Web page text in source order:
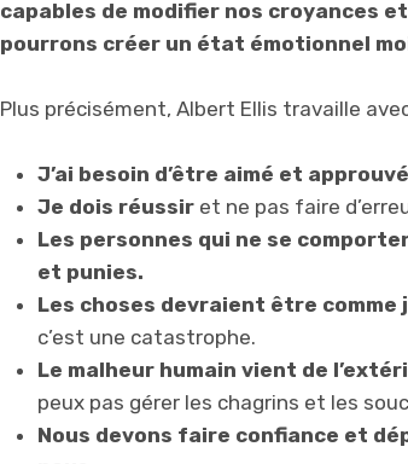
capables de modifier nos croyances
pourrons créer un état émotionnel
Plus précisément, Albert Ellis travaille
J’ai besoin d’être aimé et approuvé
Je dois réussiret ne pas faire
Les personnes qui ne se
et punies.
Les choses devraient être comme
c’est une catastrophe.
Le malheur humain vient de
peux pas gérer les chagrins et les
Nous devons faire confiance et